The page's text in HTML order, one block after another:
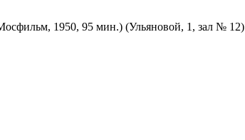
1950, 95 мин.) (Ульяновой, 1, зал № 12)